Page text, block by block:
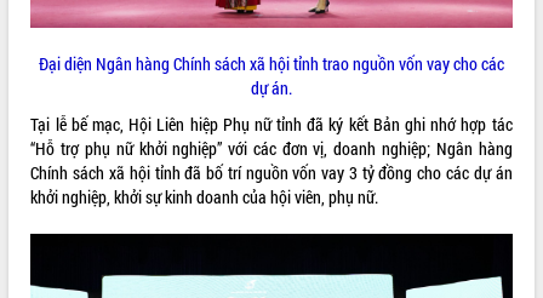
sầu riêng tại Đắk Lắk
món ăn từ sầu riêng
tiến đầu tư tỉnh
Ngành cá ngừ Đắk Lắk chủ động thích
ứng để giữ vững thị trường xuất khẩu
Diễn đàn Kinh tế tư nhân Việt Nam đột
cải cách hành chính tỉnh Đắk Lắk
Đại diện Ngân hàng Chính sách xã hội tỉnh trao nguồn vốn vay cho các
dự án.
Tại lễ bế mạc, Hội Liên hiệp Phụ nữ tỉnh đã ký kết Bản ghi nhớ hợp tác
“Hỗ trợ phụ nữ khởi nghiệp” với các đơn vị, doanh nghiệp; Ngân hàng
Chính sách xã hội tỉnh đã bố trí nguồn vốn vay 3 tỷ đồng cho các dự án
khởi nghiệp, khởi sự kinh doanh của hội viên, phụ nữ.